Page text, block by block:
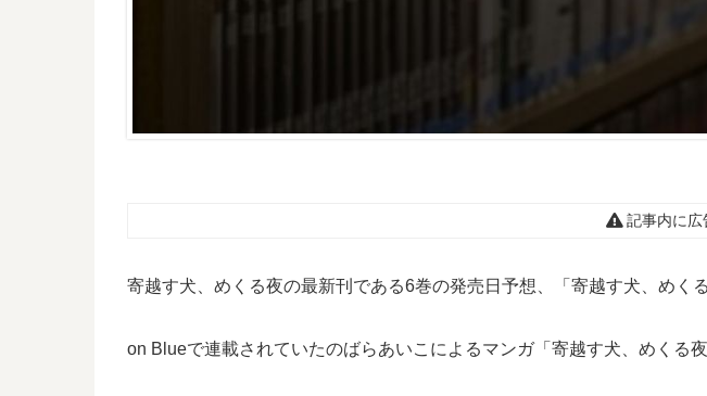
記事内に広
寄越す犬、めくる夜の最新刊である6巻の発売日予想、「寄越す犬、めく
on Blueで連載されていたのばらあいこによるマンガ「寄越す犬、めくる